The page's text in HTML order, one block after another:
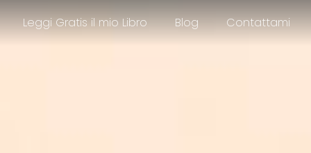
Leggi Gratis il mio Libro Blog Contattami